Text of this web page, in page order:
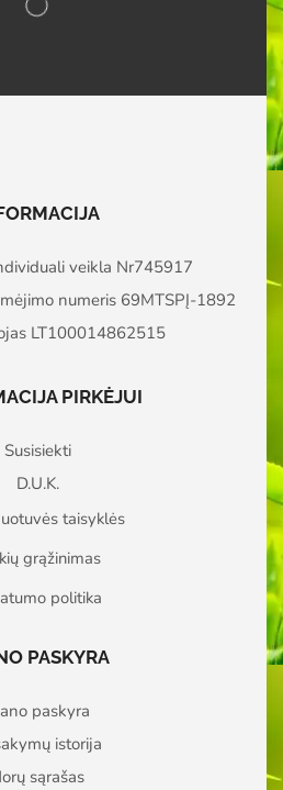
veikla Nr745917
numeris 69MTSPĮ-1892
LT100014862515
PIRKĖJUI
Susisiekti
D.U.K.
taisyklės
grąžinimas
politika
PASKYRA
paskyra
istorija
sąrašas